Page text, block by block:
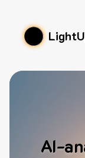
AI-